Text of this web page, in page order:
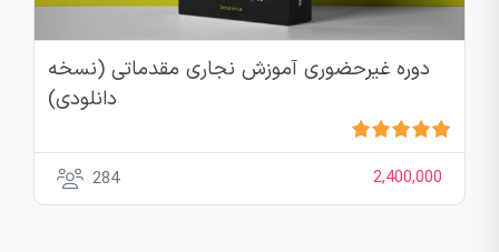
دوره غیرحضوری آموزش نجاری مقدماتی (نسخه
دانلودی)
284 2,400,000